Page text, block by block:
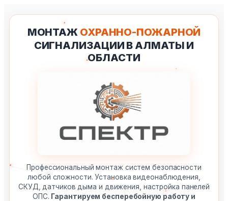
содержимому
МОНТАЖ ОХРАННО-ПОЖАРНОЙ
СИГНАЛИЗАЦИИ В АЛМАТЫ И
ОБЛАСТИ
Профессиональный монтаж систем безопасности
любой сложности. Установка видеонаблюдения,
СКУД, датчиков дыма и движения, настройка панелей
ОПС. Гарантируем бесперебойную работу и